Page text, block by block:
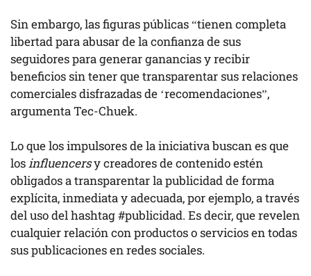
Sin embargo, las figuras públicas “tienen completa
libertad para abusar de la confianza de sus
seguidores para generar ganancias y recibir
beneficios sin tener que transparentar sus relaciones
comerciales disfrazadas de ‘recomendaciones”,
argumenta Tec-Chuek.
Lo que los impulsores de la iniciativa buscan es que
losinfluencersy creadores de contenido estén
obligados a transparentar la publicidad de forma
explícita, inmediata y adecuada, por ejemplo, a través
del uso del hashtag #publicidad. Es decir, que revelen
cualquier relación con productos o servicios en todas
sus publicaciones en redes sociales.